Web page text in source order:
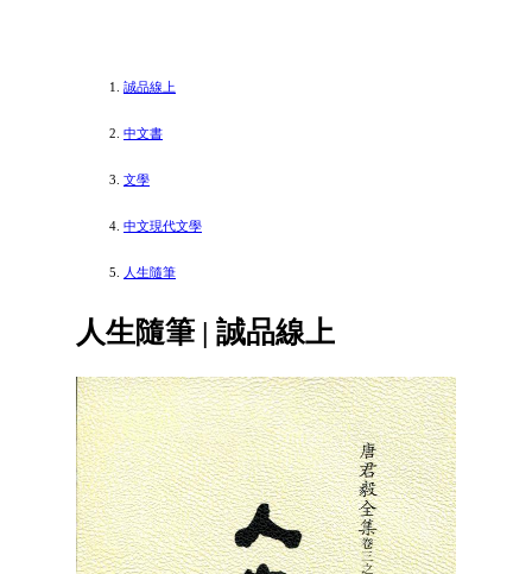
誠品線上
中文書
文學
中文現代文學
人生隨筆
人生隨筆 | 誠品線上